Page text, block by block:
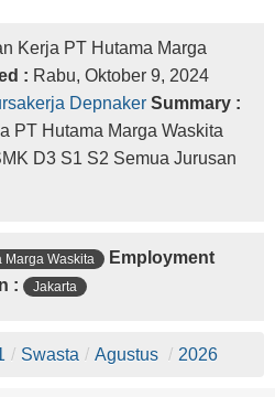
Kerja PT Hutama Marga
: Rabu, Oktober 9, 2024
Depnaker Summary :
PT Hutama Marga Waskita
D3 S1 S2 Semua Jurusan
Marga Waskita
Employment
: Jakarta
/ Swasta / Agustus / 2026